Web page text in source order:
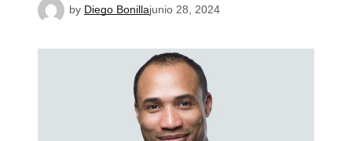
by Diego Bonillajunio 28, 2024